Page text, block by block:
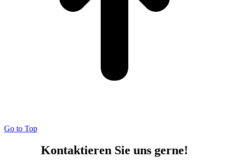
Go to Top
Kontaktieren Sie uns gerne!